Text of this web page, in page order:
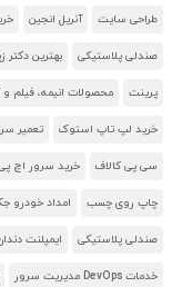
طراحی سایت آنریل انجین
صندلی پلاستیکی بهترین دکتر
پرینت محصولات انیمه، فیلم و
خرید لپ تاپ استوک تعمیر
سی پی کالاف خرید سرور اچ
چاپ روی چسب امداد خودرو
صندلی پلاستیکی ایمپلنت
خدمات DevOps مدیریت سرور